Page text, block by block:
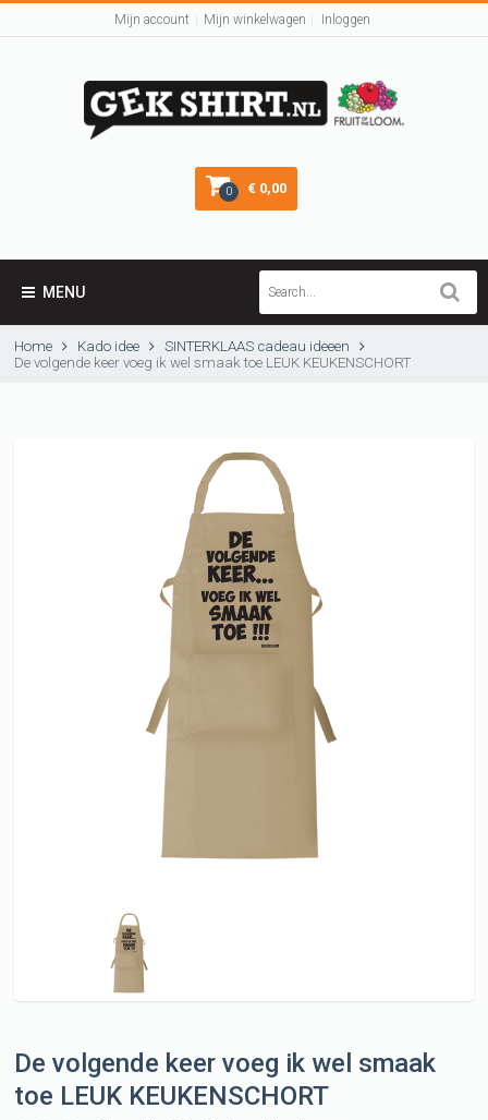
Mijn account Mijn winkelwagen Inloggen
0 € 0,00
MENU
Home Kado idee
SINTERKLAAS cadeau ideeen
De volgende keer voeg ik wel smaak toe LEUK KEUKENSCHORT
De volgende keer voeg ik wel smaak
toe LEUK KEUKENSCHORT